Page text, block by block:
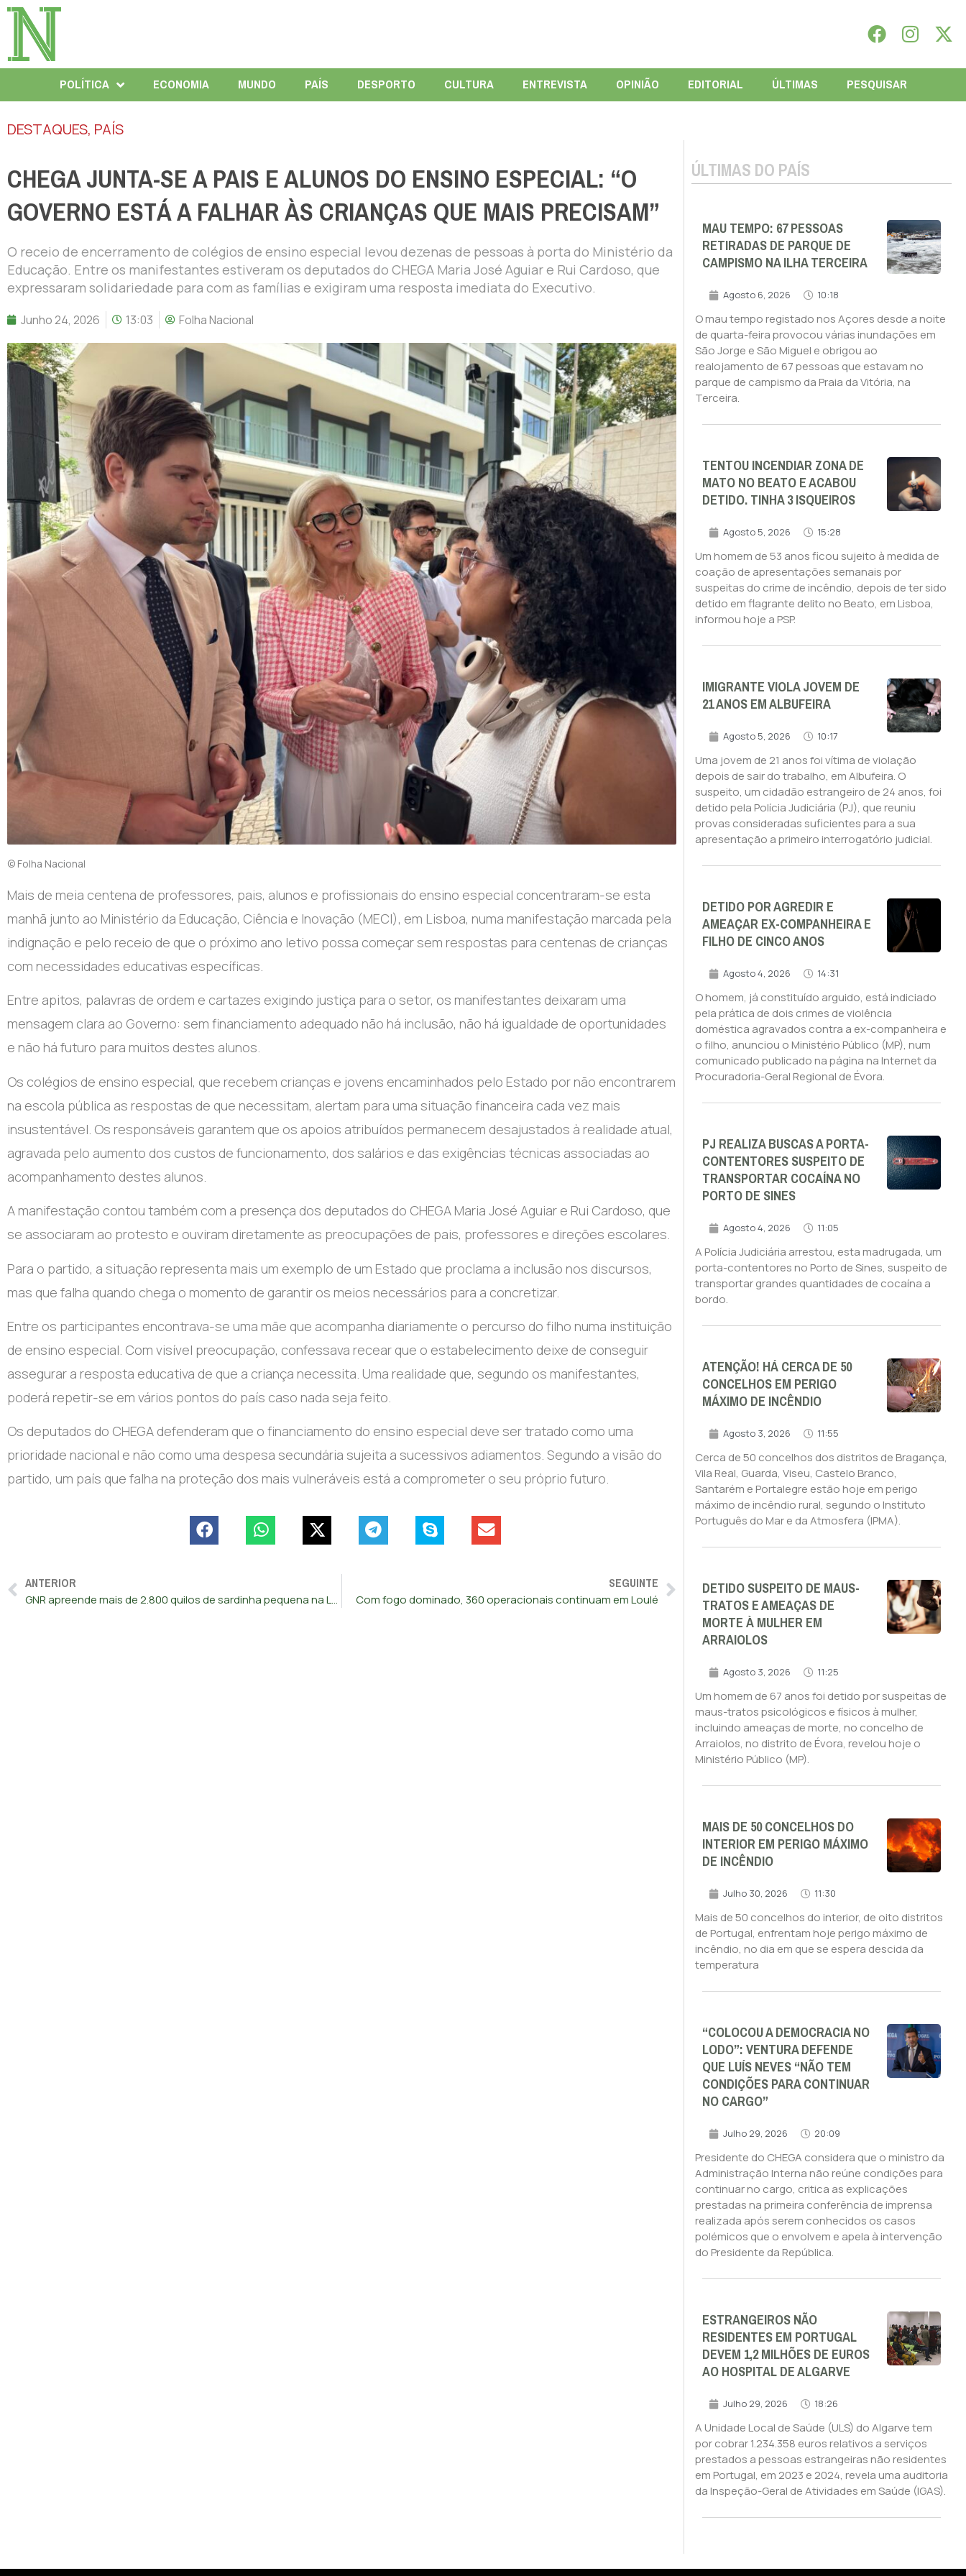
POLÍTICA ECONOMIA MUNDO PAÍS DESPORTO CULTURA ENTREVISTA OPINIÃO EDITORIAL ÚLTIMAS PESQUISAR
DESTAQUES, PAÍS
CHEGA JUNTA-SE A PAIS E ALUNOS DO ENSINO ESPECIAL: “O
GOVERNO ESTÁ A FALHAR ÀS CRIANÇAS QUE MAIS PRECISAM”
O receio de encerramento de colégios de ensino especial levou dezenas de pessoas à porta do Ministério da
Educação. Entre os manifestantes estiveram os deputados do CHEGA Maria José Aguiar e Rui Cardoso, que
expressaram solidariedade para com as famílias e exigiram uma resposta imediata do Executivo.
Junho 24, 2026 13:03 Folha Nacional
© Folha Nacional
Mais de meia centena de professores, pais, alunos e profissionais do ensino especial concentraram-se esta
manhã junto ao Ministério da Educação, Ciência e Inovação (MECI), em Lisboa, numa manifestação marcada pela
indignação e pelo receio de que o próximo ano letivo possa começar sem respostas para centenas de crianças
com necessidades educativas específicas.
Entre apitos, palavras de ordem e cartazes exigindo justiça para o setor, os manifestantes deixaram uma
mensagem clara ao Governo: sem financiamento adequado não há inclusão, não há igualdade de oportunidades
e não há futuro para muitos destes alunos.
Os colégios de ensino especial, que recebem crianças e jovens encaminhados pelo Estado por não encontrarem
na escola pública as respostas de que necessitam, alertam para uma situação financeira cada vez mais
insustentável. Os responsáveis garantem que os apoios atribuídos permanecem desajustados à realidade atual,
agravada pelo aumento dos custos de funcionamento, dos salários e das exigências técnicas associadas ao
acompanhamento destes alunos.
A manifestação contou também com a presença dos deputados do CHEGA Maria José Aguiar e Rui Cardoso, que
se associaram ao protesto e ouviram diretamente as preocupações de pais, professores e direções escolares.
Para o partido, a situação representa mais um exemplo de um Estado que proclama a inclusão nos discursos,
mas que falha quando chega o momento de garantir os meios necessários para a concretizar.
Entre os participantes encontrava-se uma mãe que acompanha diariamente o percurso do filho numa instituição
de ensino especial. Com visível preocupação, confessava recear que o estabelecimento deixe de conseguir
assegurar a resposta educativa de que a criança necessita. Uma realidade que, segundo os manifestantes,
poderá repetir-se em vários pontos do país caso nada seja feito.
Os deputados do CHEGA defenderam que o financiamento do ensino especial deve ser tratado como uma
prioridade nacional e não como uma despesa secundária sujeita a sucessivos adiamentos. Segundo a visão do
partido, um país que falha na proteção dos mais vulneráveis está a comprometer o seu próprio futuro.
ANTERIOR
GNR apreende mais de 2.800 quilos de sardinha pequena na Lota de Aveiro
SEGUINTE
Com fogo dominado, 360 operacionais continuam em Loulé
ÚLTIMAS DO PAÍS
MAU TEMPO: 67 PESSOAS
RETIRADAS DE PARQUE DE
CAMPISMO NA ILHA TERCEIRA
Agosto 6, 2026 10:18
O mau tempo registado nos Açores desde a noite
de quarta-feira provocou várias inundações em
São Jorge e São Miguel e obrigou ao
realojamento de 67 pessoas que estavam no
parque de campismo da Praia da Vitória, na
Terceira.
TENTOU INCENDIAR ZONA DE
MATO NO BEATO E ACABOU
DETIDO. TINHA 3 ISQUEIROS
Agosto 5, 2026 15:28
Um homem de 53 anos ficou sujeito à medida de
coação de apresentações semanais por
suspeitas do crime de incêndio, depois de ter sido
detido em flagrante delito no Beato, em Lisboa,
informou hoje a PSP.
IMIGRANTE VIOLA JOVEM DE
21 ANOS EM ALBUFEIRA
Agosto 5, 2026 10:17
Uma jovem de 21 anos foi vítima de violação
depois de sair do trabalho, em Albufeira. O
suspeito, um cidadão estrangeiro de 24 anos, foi
detido pela Polícia Judiciária (PJ), que reuniu
provas consideradas suficientes para a sua
apresentação a primeiro interrogatório judicial.
DETIDO POR AGREDIR E
AMEAÇAR EX-COMPANHEIRA E
FILHO DE CINCO ANOS
Agosto 4, 2026 14:31
O homem, já constituído arguido, está indiciado
pela prática de dois crimes de violência
doméstica agravados contra a ex-companheira e
o filho, anunciou o Ministério Público (MP), num
comunicado publicado na página na Internet da
Procuradoria-Geral Regional de Évora.
PJ REALIZA BUSCAS A PORTA-
CONTENTORES SUSPEITO DE
TRANSPORTAR COCAÍNA NO
PORTO DE SINES
Agosto 4, 2026 11:05
A Polícia Judiciária arrestou, esta madrugada, um
porta-contentores no Porto de Sines, suspeito de
transportar grandes quantidades de cocaína a
bordo.
ATENÇÃO! HÁ CERCA DE 50
CONCELHOS EM PERIGO
MÁXIMO DE INCÊNDIO
Agosto 3, 2026 11:55
Cerca de 50 concelhos dos distritos de Bragança,
Vila Real, Guarda, Viseu, Castelo Branco,
Santarém e Portalegre estão hoje em perigo
máximo de incêndio rural, segundo o Instituto
Português do Mar e da Atmosfera (IPMA).
DETIDO SUSPEITO DE MAUS-
TRATOS E AMEAÇAS DE
MORTE À MULHER EM
ARRAIOLOS
Agosto 3, 2026 11:25
Um homem de 67 anos foi detido por suspeitas de
maus-tratos psicológicos e físicos à mulher,
incluindo ameaças de morte, no concelho de
Arraiolos, no distrito de Évora, revelou hoje o
Ministério Público (MP).
MAIS DE 50 CONCELHOS DO
INTERIOR EM PERIGO MÁXIMO
DE INCÊNDIO
Julho 30, 2026 11:30
Mais de 50 concelhos do interior, de oito distritos
de Portugal, enfrentam hoje perigo máximo de
incêndio, no dia em que se espera descida da
temperatura
“COLOCOU A DEMOCRACIA NO
LODO”: VENTURA DEFENDE
QUE LUÍS NEVES “NÃO TEM
CONDIÇÕES PARA CONTINUAR
NO CARGO”
Julho 29, 2026 20:09
Presidente do CHEGA considera que o ministro da
Administração Interna não reúne condições para
continuar no cargo, critica as explicações
prestadas na primeira conferência de imprensa
realizada após serem conhecidos os casos
polémicos que o envolvem e apela à intervenção
do Presidente da República.
ESTRANGEIROS NÃO
RESIDENTES EM PORTUGAL
DEVEM 1,2 MILHÕES DE EUROS
AO HOSPITAL DE ALGARVE
Julho 29, 2026 18:26
A Unidade Local de Saúde (ULS) do Algarve tem
por cobrar 1.234.358 euros relativos a serviços
prestados a pessoas estrangeiras não residentes
em Portugal, em 2023 e 2024, revela uma auditoria
da Inspeção-Geral de Atividades em Saúde (IGAS).